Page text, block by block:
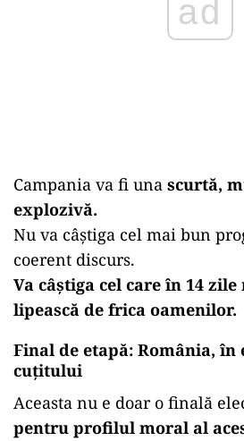
ad
Campania va fi una scurtă,
explozivă.
Nu va câștiga cel mai bun
coerent discurs.
Va câștiga cel care în 14 zile
lipească de frica oamenilor.
Final de etapă: România,
cuțitului
Aceasta nu e doar o finală
pentru profilul moral al